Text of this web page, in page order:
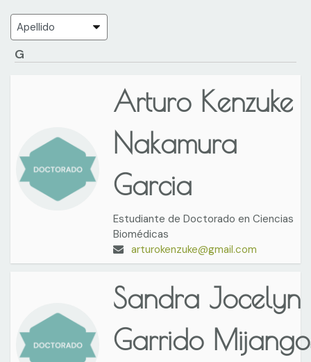
G
Arturo Kenzuke
Nakamura
Garcia
Estudiante de Doctorado en Ciencias
Biomédicas
arturokenzuke@gmail.com
Sandra Jocelyn
Garrido